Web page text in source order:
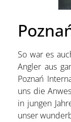
So war es
Angler aus
Poznań
uns die
in jungen
unser